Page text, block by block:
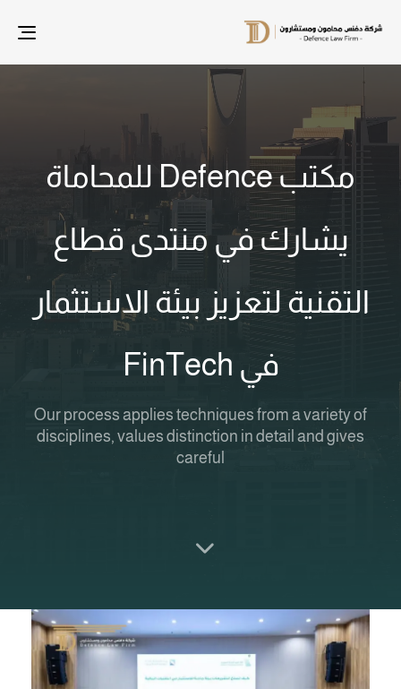
مكتب Defence للمحاماة
يشارك في منتدى قطاع
التقنية لتعزيز بيئة الاستثمار
في FinTech
Our process applies techniques from a variety of
disciplines, values distinction in detail and gives
careful